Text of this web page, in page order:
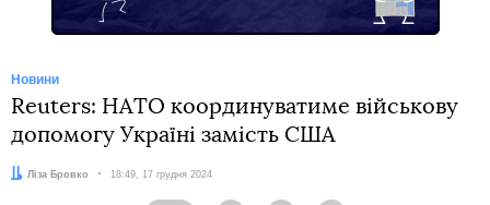
Новини
Reuters: НАТО координуватиме військову
допомогу Україні замість США
Автор:
Ліза Бровко Дата:
18:49, 17 грудня 2024